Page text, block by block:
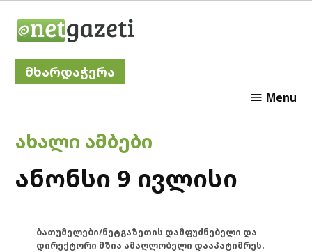
მხარდაჭერა
Menu
POSTED
IN
ᲐᲮᲐᲚᲘ ᲐᲛᲑᲔᲑᲘ
ანონსი 9 ივლისი
ბათუმელები/ნეტგაზეთის დამფუძნებელი და
დირექტორი მზია ამაღლობელი დააპატიმრეს.